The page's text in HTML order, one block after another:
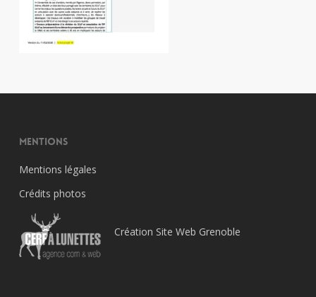
Mentions
Mentions légales
Crédits photos
Création Site Web Grenoble